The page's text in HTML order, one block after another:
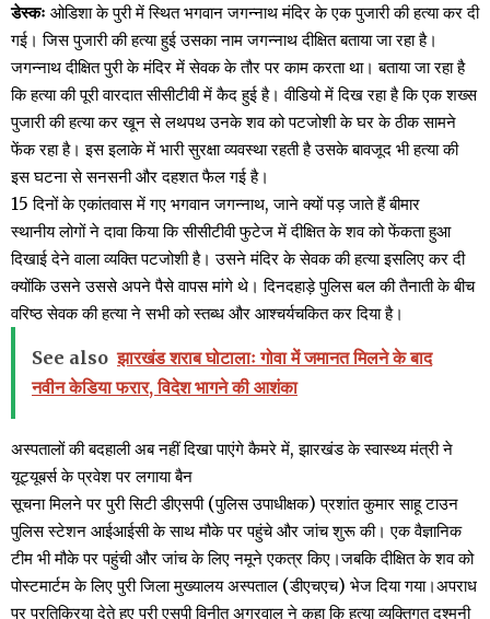
डेस्कः ओडिशा के पुरी में स्थित भगवान जगन्नाथ मंदिर के एक पुजारी की हत्या कर दी
गई। जिस पुजारी की हत्या हुई उसका नाम जगन्नाथ दीक्षित बताया जा रहा है।
जगन्नाथ दीक्षित पुरी के मंदिर में सेवक के तौर पर काम करता था। बताया जा रहा है
कि हत्या की पूरी वारदात सीसीटीवी में कैद हुई है। वीडियो में दिख रहा है कि एक शख्स
पुजारी की हत्या कर खून से लथपथ उनके शव को पटजोशी के घर के ठीक सामने
फेंक रहा है। इस इलाके में भारी सुरक्षा व्यवस्था रहती है उसके बावजूद भी हत्या की
इस घटना से सनसनी और दहशत फैल गई है।
15 दिनों के एकांतवास में गए भगवान जगन्नाथ, जाने क्यों पड़ जाते हैं बीमार
स्थानीय लोगों ने दावा किया कि सीसीटीवी फुटेज में दीक्षित के शव को फेंकता हुआ
दिखाई देने वाला व्यक्ति पटजोशी है। उसने मंदिर के सेवक की हत्या इसलिए कर दी
क्योंकि उसने उससे अपने पैसे वापस मांगे थे। दिनदहाड़े पुलिस बल की तैनाती के बीच
वरिष्ठ सेवक की हत्या ने सभी को स्तब्ध और आश्चर्यचकित कर दिया है।
See also झारखंड शराब घोटालाः गोवा में जमानत मिलने के बाद
नवीन केडिया फरार, विदेश भागने की आशंका
अस्पतालों की बदहाली अब नहीं दिखा पाएंगे कैमरे में, झारखंड के स्वास्थ्य मंत्री ने
यूट्यूबर्स के प्रवेश पर लगाया बैन
सूचना मिलने पर पुरी सिटी डीएसपी (पुलिस उपाधीक्षक) प्रशांत कुमार साहू टाउन
पुलिस स्टेशन आईआईसी के साथ मौके पर पहुंचे और जांच शुरू की। एक वैज्ञानिक
टीम भी मौके पर पहुंची और जांच के लिए नमूने एकत्र किए।जबकि दीक्षित के शव को
पोस्टमार्टम के लिए पुरी जिला मुख्यालय अस्पताल (डीएचएच) भेज दिया गया।अपराध
पर प्रतिक्रिया देते हुए पुरी एसपी विनीत अग्रवाल ने कहा कि हत्या व्यक्तिगत दुश्मनी